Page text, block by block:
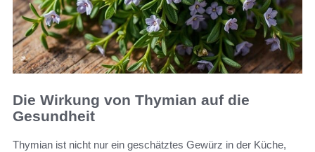
Die Wirkung von Thymian auf die
Gesundheit
Thymian ist nicht nur ein geschätztes Gewürz in der Küche,